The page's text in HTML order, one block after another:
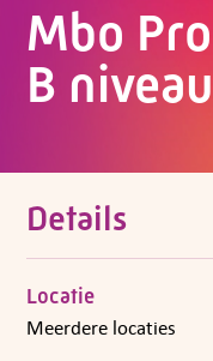
Mbo
B
Details
Locatie
Meerdere locaties